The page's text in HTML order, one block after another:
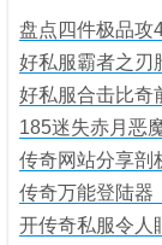
盘点四件极品攻
好私服霸者之刃
好私服合击比奇
185迷失赤月恶
传奇网站分享剖
传奇万能登陆器
开传奇私服令人